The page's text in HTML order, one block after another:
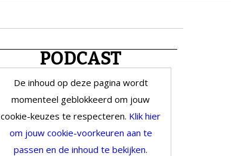
PODCAST
De inhoud op deze pagina wordt
momenteel geblokkeerd om jouw
cookie-keuzes te respecteren. Klik hier
om jouw cookie-voorkeuren aan te
passen en de inhoud te bekijken.